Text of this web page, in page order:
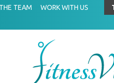
TEAM WORK WITH US
αθλητική επιστήμη